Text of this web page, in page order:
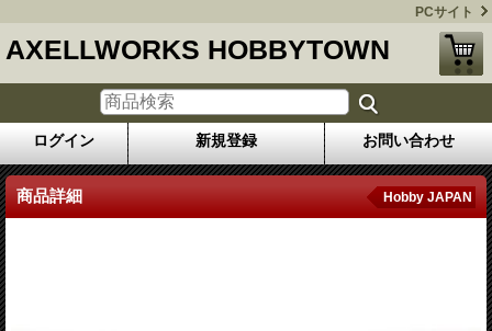
PCサイト
AXELLWORKS HOBBYTOWN
ログイン 新規登録 お問い合わせ
商品詳細 Hobby JAPAN